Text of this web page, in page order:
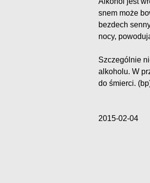
snem może
bezdech
nocy,
Szczególnie
alkoholu. W
do śmierci.
2015-02-04